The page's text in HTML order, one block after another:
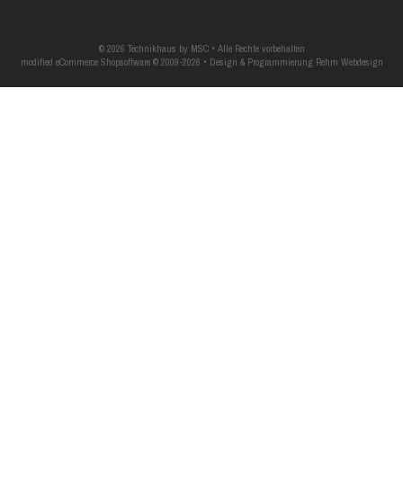
© 2026 Technikhaus by MSC • Alle Rechte vorbehalten
modified eCommerce Shopsoftware © 2009-2026 • Design & Programmierung Rehm Webdesign